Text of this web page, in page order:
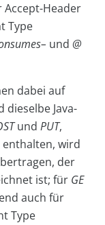
Header
Type
und @
dabei auf
Java-
und PUT,
enthalten, wird
der
ist; für GE
auch für
Type